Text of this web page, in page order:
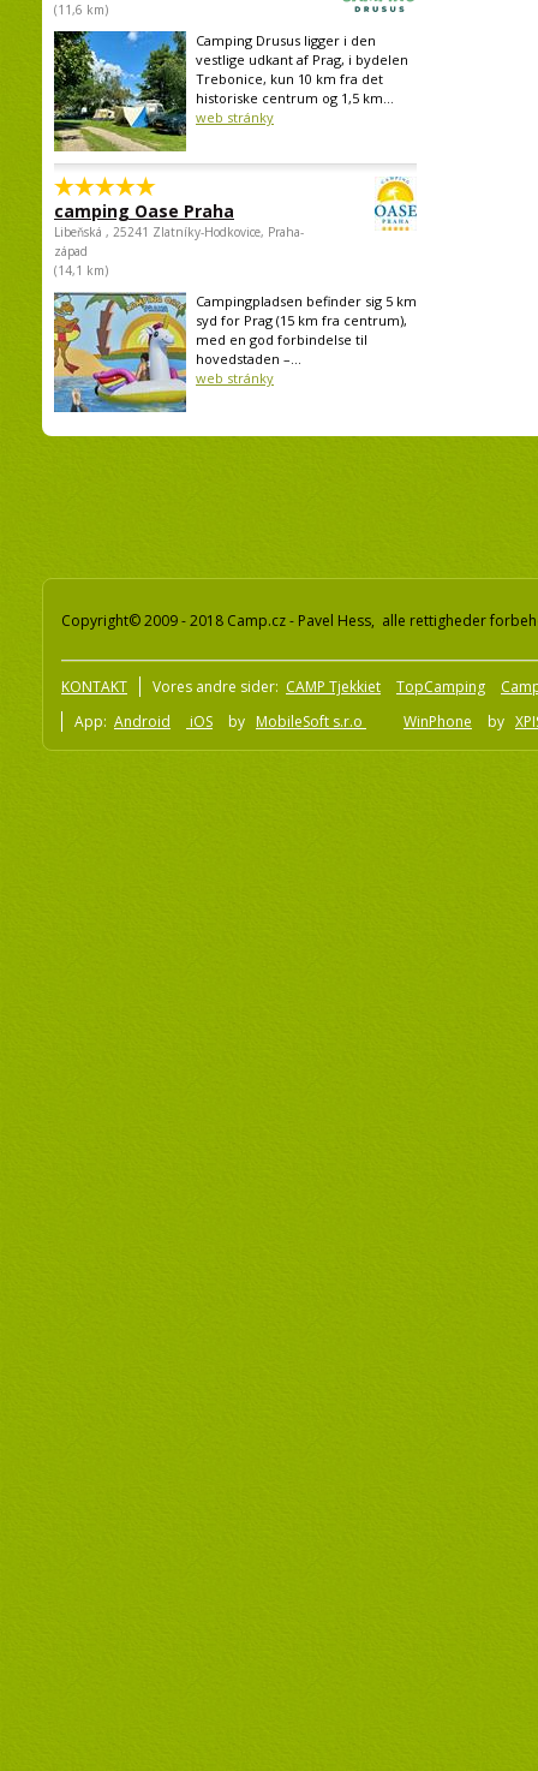
(11,6 km)
Camping Drusus ligger i den
vestlige udkant af Prag, i bydelen
Trebonice, kun 10 km fra det
historiske centrum og 1,5 km...
web stránky
camping Oase Praha
Libeňská , 25241 Zlatníky-Hodkovice, Praha-
západ
(14,1 km)
Campingpladsen befinder sig 5 km
syd for Prag (15 km fra centrum),
med en god forbindelse til
hovedstaden –...
web stránky
Copyright© 2009 - 2018 Camp.cz - Pavel Hess, alle rettigheder
KONTAKT Vores andre sider: CAMP Tjekkiet TopCamping
App: Android iOS by MobileSoft s.r.o WinPhone by